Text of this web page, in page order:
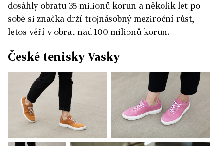
dosáhly obratu 35 milionů korun a několik let po
sobě si značka drží trojnásobný meziroční růst,
letos věří v obrat nad 100 milionů korun.
České tenisky Vasky